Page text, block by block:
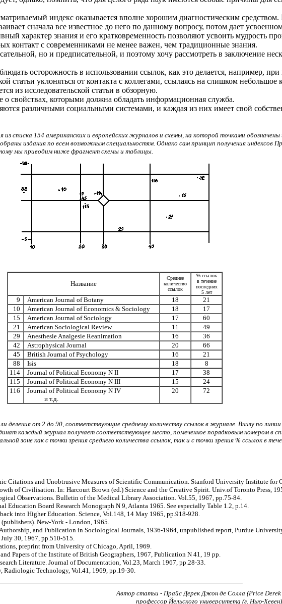
индекс оказывается вполне хорошим диагностическим
сначала все известное до него по данному вопросу, потом дает
характер знания и его кратковременность позволяют усвоить мудрость
контакт с современниками не менее важен, чем традиционные знания.
но и предписательной, и поэтому хочу рассмотреть в заключение
осторожность в использовании ссылок, как это делается, например,
статьи уклоняться от контакта с коллегами, ссылаясь на слишком небольшое
из исследовательской статьи в обзорную.
свойствах, которыми должна обладать информационная служба.
различными социальными системами, и каждая из них имеет свой
154 американских и европейских журналов и схемы, на которой точками обозначены
издания по всем возможным специальностям. Однако сам принцип получения индексов
мы приводим ниже фрагмент схемы и таблицы.
Название
Среднее
количество
ссылок
% ссылок
в течение
последних
5 лет
9 American Journal of Botany 18
21
10
American Journal of Economics & Sociology 18
17
15
American Journal of Sociology 17
60
21
American Sociological Review 11
49
29
Anesthesie Analgesie Reanimation 16
36
42
Astrophysical Journal 20
66
45
British Journal of Psychology 16
21
88
Isis 18
8
114
Journal of Political Economy N II 17
38
115
Journal of Political Economy N III 15
24
116
Journal of Political Economy N IV
и т.д.
20 72
от 2 до 90, соответствующие среднему количеству ссылок в журнале. Внизу по линии
каждый журнал получает соответствующее место, помеченное порядковым номером в
зоне как с точки зрения среднего количества ссылок, так и с точки зрения % ссылок в
Citations and Unobtrusive Measures of Scientific Communication. Stanford University Institute for
of Civilisation. In: Harcourt Brown (ed.) Science and the Creative Spirit. Univ.of Toronto Press,
Observations. Bulletin of the Medical Library Association. Vol.55, 1967, pp.75-84.
Education Board Research Monograph N 9, Atlanta 1965. See especially Table 1.2, p.14.
into Higher Education. Science, Vol.148, 14 May 1965, pp.918-928.
New-York - London, 1965.
and Publication in Sociological Journals, 1936-1964, unpublished report, Purdue
30, 1967, pp.510-515.
preprint from University of Chicago, April, 1969.
Papers of the Institute of British Geographers, 1967, Publication N 41, 19 pp.
Literature. Journal of Documentation, Vol.23, March 1967, pp.28-33.
Radiologic Technology, Vol.41, 1969, pp.19-30.
Автор статьи - Прайс Дерек Джон де Солла (Price
профессор Йельского университета (г. Нью-